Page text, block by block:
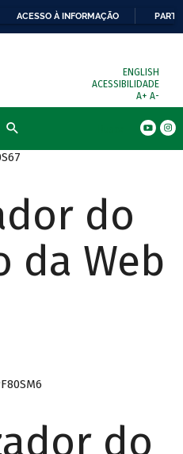
ACESSO À INFORMAÇÃO
ENGLISH
ACESSIBILIDADE
A+ A-
do
da Web
do